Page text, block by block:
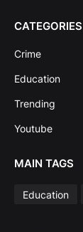
CATEGORIES
Crime
Education
Trending
Youtube
MAIN TAGS
Education